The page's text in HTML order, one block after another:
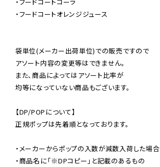
・フードコートオレンジジュース
袋単位(メーカー出荷単位)での販売ですので
アソート内容の変更等はできません。
また、商品によってはアソート比率が
均等になっていない商品もございます。
【DP/POPについて】
正規ポップは先着順となっております。
・メーカーからポップの入数が減数入荷した場合
・商品名に「※DPコピー」と記載のあるもの